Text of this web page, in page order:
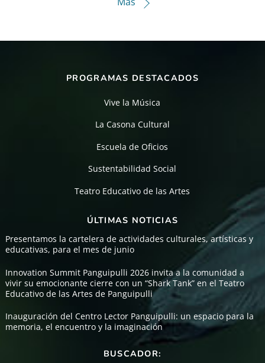
PROGRAMAS DESTACADOS
Vive la Música
La Casona Cultural
Escuela de Oficios
Sustentabilidad Social
Teatro Educativo de las Artes
ÚLTIMAS NOTICIAS
Presentamos la cartelera de actividades culturales, artísticas y
educativas, para el mes de junio
Innovation Summit Panguipulli 2026 invita a la comunidad a
vivir su emocionante cierre con un “Shark Tank” en el Teatro
Educativo de las Artes de Panguipulli
Inauguración del Centro Lector Panguipulli: un espacio para la
memoria, el encuentro y la imaginación
BUSCADOR: